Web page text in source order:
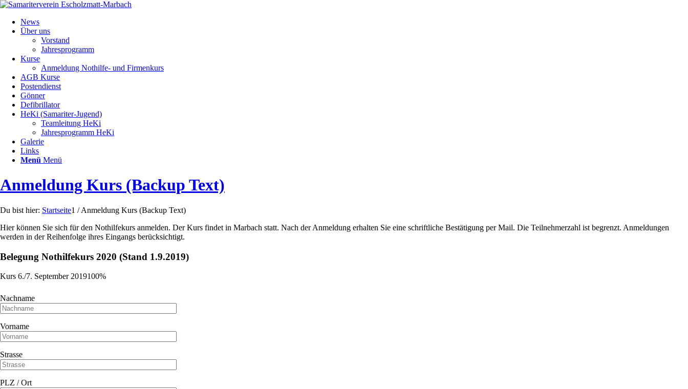
News
Über uns
Vorstand
Jahresprogramm
Kurse
Anmeldung Nothilfe- und Firmenkurs
AGB Kurse
Postendienst
Gönner
Defibrillator
HeKi (Samariter-Jugend)
Teamleitung HeKi
Jahresprogramm HeKi
Galerie
Links
Menü Menü
Anmeldung Kurs (Backup Text)
Du bist hier: Startseite1 / Anmeldung Kurs (Backup Text)
Hier können Sie sich für den Nothilfekurs anmelden. Der Kurs findet in Marbach statt. Nach der Anmeldung erhalten Sie eine schriftliche Bestätigung per Mail. Die Teilnehmerzahl ist begrenzt. Anmeldungen
werden in der Reihenfolge ihres Eingangs berücksichtigt.
Belegung Nothilfekurs 2020 (Stand 1.9.2019)
Kurs 6./7. September 2019100%
Nachname
Vorname
Strasse
PLZ / Ort